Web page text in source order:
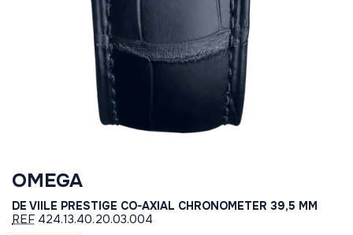
OMEGA
DE VIILE PRESTIGE CO-AXIAL CHRONOMETER 39,5 MM
REF 424.13.40.20.03.004